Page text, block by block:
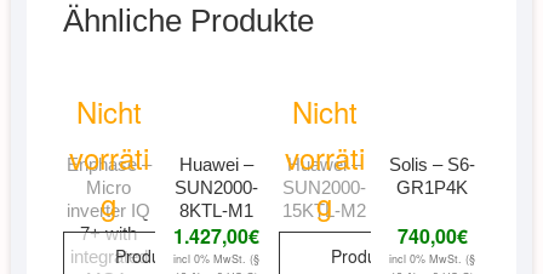
Ähnliche Produkte
Enphase –
Micro
inverter IQ
7+ with
integratedProdukt
Nicht
vorräti
g
Huawei –
SUN2000-
8KTL-M1
1.427,00€
incl 0% MwSt. (§
Huawei –
SUN2000-
15KTL-M2
Produkt
Nicht
vorräti
g
Solis – S6-
GR1P4K
740,00€
incl 0% MwSt. (§